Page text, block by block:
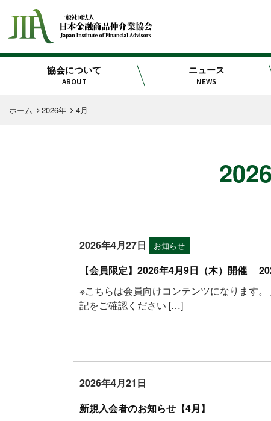
協会について
ABOUT
ニュース
NEWS
ホーム 2026年 4月
2026年4月27日 お知らせ
【会員限定】2026年4月9日（木）開催
※こちらは会員向けコンテンツになります
記をご確認ください […]
2026年4月21日
新規入会者のお知らせ【4月】